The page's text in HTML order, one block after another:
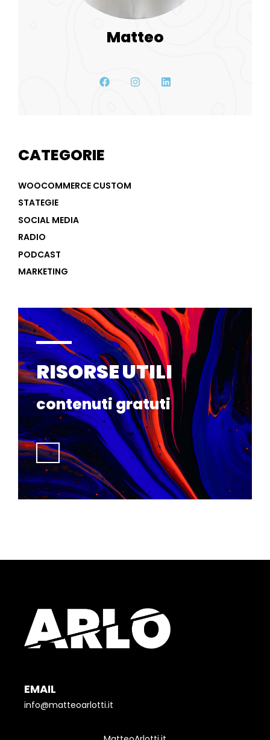
Matteo
CATEGORIE
WOOCOMMERCE CUSTOM
STATEGIE
SOCIAL MEDIA
RADIO
PODCAST
MARKETING
RISORSE UTILI
contenuti gratuti
EMAIL
info@matteoarlotti.it